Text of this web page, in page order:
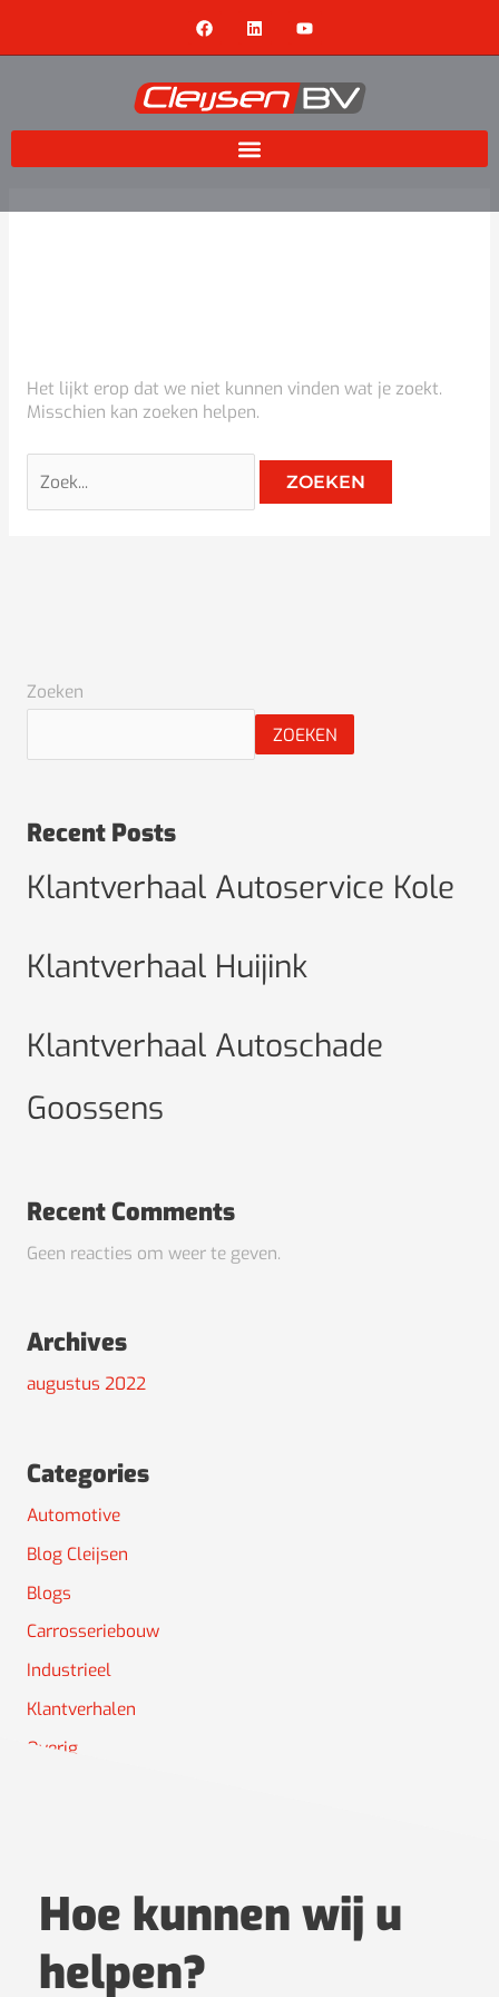
de
F
a
c
b
o
o
k
L
i
n
e
d
i
n
Y
o
u
u
b
e
Het lijkt erop dat we niet kunnen vinden wat je zoekt.
Misschien kan zoeken helpen.
Zoeken
ZOEKEN
Recent Posts
Klantverhaal Autoservice Kole
Klantverhaal Huijink
Klantverhaal Autoschade
Goossens
Recent Comments
Geen reacties om weer te geven.
Archives
augustus 2022
Categories
Automotive
Blog Cleijsen
Blogs
Carrosseriebouw
Industrieel
Klantverhalen
Overig
Hoe kunnen wij u
helpen?